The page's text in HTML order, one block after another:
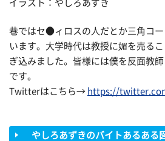
イラスト：やしろあずき
巷ではセ●ィロスの人だとか三角コ
います。大学時代は教授に媚を売る
ぎ込みました。皆様には僕を反面教
です。
Twitterはこちら→ https://
やしろあずきのバイトあるある